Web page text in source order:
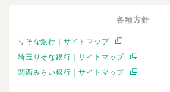
各種方針
りそな銀行｜サイトマップ
埼玉りそな銀行｜サイトマップ
関西みらい銀行｜サイトマップ